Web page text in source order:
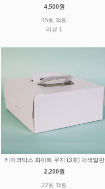
4,500원
45원 적립
리뷰 1
케이크박스 화이트 무지 (3호) 백색밑판
2,200원
22원 적립